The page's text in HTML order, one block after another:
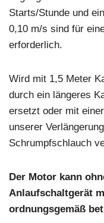
Starts/Stunde und
0,10 m/s sind für
erforderlich.
Wird mit 1,5 Meter
durch ein längeres
ersetzt oder mit
unserer
Schrumpfschlauch
Der Motor kann
Anlaufschaltgerät
ordnungsgemäß